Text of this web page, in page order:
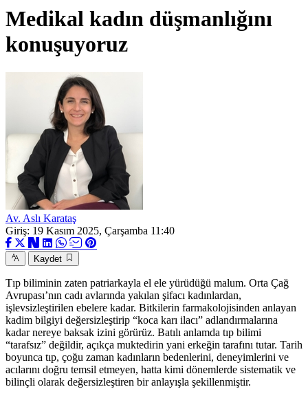
Medikal kadın düşmanlığını
konuşuyoruz
Av. Aslı Karataş
Giriş: 19 Kasım 2025, Çarşamba 11:40
Kaydet
Tıp biliminin zaten patriarkayla el ele yürüdüğü malum. Orta Çağ
Avrupası’nın cadı avlarında yakılan şifacı kadınlardan,
işlevsizleştirilen ebelere kadar. Bitkilerin farmakolojisinden anlayan
kadim bilgiyi değersizleştirip “koca karı ilacı” adlandırmalarına
kadar nereye baksak izini görürüz. Batılı anlamda tıp bilimi
“tarafsız” değildir, açıkça muktedirin yani erkeğin tarafını tutar. Tarih
boyunca tıp, çoğu zaman kadınların bedenlerini, deneyimlerini ve
acılarını doğru temsil etmeyen, hatta kimi dönemlerde sistematik ve
bilinçli olarak değersizleştiren bir anlayışla şekillenmiştir.